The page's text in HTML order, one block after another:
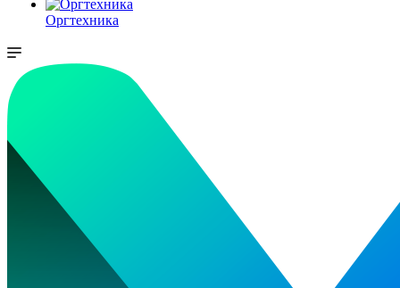
Оргтехника